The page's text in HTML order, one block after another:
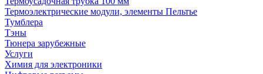
Термоэлектрические модули, элементы Пельтье
Тумблера
Тэны
Тюнера зарубежные
Услуги
Химия для электроники